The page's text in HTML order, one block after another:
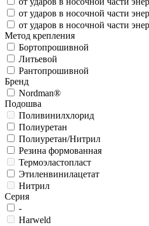
от ударов в носочной части
от ударов в носочной части
Метод крепления
Бортопрошивной
Литьевой
Рантопрошивной
Бренд
Nordman®
Подошва
Поливинилхлорид
Полиуретан
Полиуретан/Нитрил
Резина формованная
Термоэластопласт
Этиленвинилацетат
Нитрил
Серия
-
Harweld